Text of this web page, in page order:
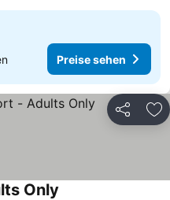
Preise sehen
Teilen
Only